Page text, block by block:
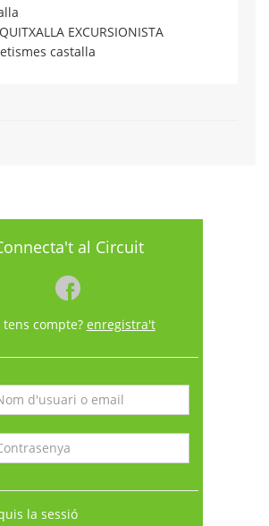
EXCURSIONISTA
castalla
al Circuit
tens compte? enregistra't
la sessió